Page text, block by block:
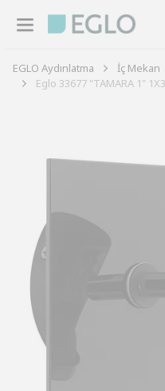
EGLO Aydınlatma İç Mekan
Eglo 33677 "TAMARA 1"